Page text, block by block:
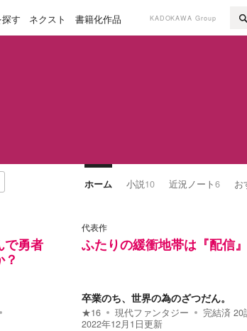
す ネクスト 書籍化作品 KADOKAWA Group
ホーム 小説10 近況ノート6 お
で勇者
代表作
ふたりの緩衝地帯は『配信』
卒業のち、世界の為のざつだん。
★16 現代ファンタジー 完結済 20
2022年12月1日更新